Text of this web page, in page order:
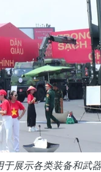
展示各类装备和武